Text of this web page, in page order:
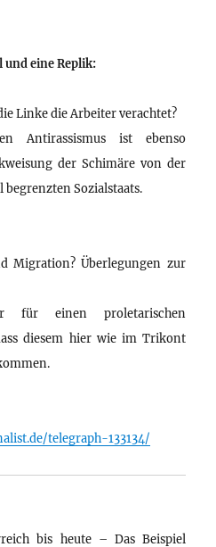
eine Replik:
Linke die Arbeiter verachtet?
Antirassismus ist ebenso
der Schimäre von der
Sozialstaats.
Migration? Überlegungen zur
für einen proletarischen
diesem hier wie im Trikont
telegraph-133134/
bis heute – Das Beispiel